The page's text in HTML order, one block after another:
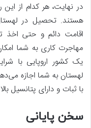
در نهایت، هر کدام از
هستند. تحصیل در
اقامت دائم و حتی اخذ
مهاجرت کاری به شما
یک کشور اروپایی با
لهستان به شما اجازه
با ثبات و دارای پتانسیل
سخن پایانی